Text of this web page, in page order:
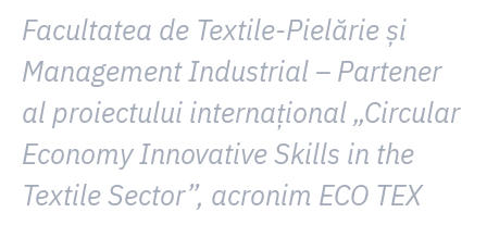
Facultatea de Textile-Pielărie şi
Management Industrial – Partener
al proiectului internațional „Circular
Economy Innovative Skills in the
Textile Sector”, acronim ECO TEX